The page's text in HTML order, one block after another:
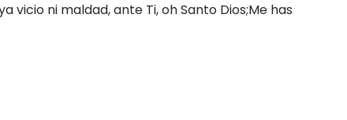
vicio ni maldad, ante Ti, oh Santo Dios;Me has